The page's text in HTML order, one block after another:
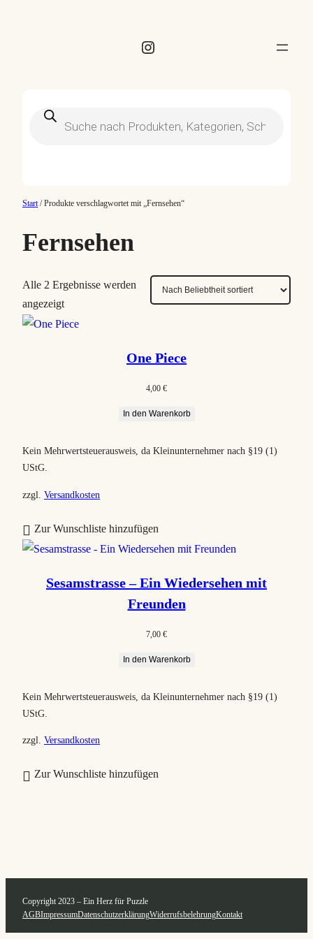
Instagram
Products
search
Start/ Produkte verschlagwortet mit „Fernsehen“
Fernsehen
Alle 2 Ergebnisse werden
angezeigtN
a
e
t
e
i
s
r
One Piece
4,00 €
In den Warenkorb
Kein Mehrwertsteuerausweis, da Kleinunternehmer nach §19 (1)
UStG.
zzgl. Versandkosten
Zur Wunschliste hinzufügen
Sesamstrasse – Ein Wiedersehen mit
Freunden
7,00 €
In den Warenkorb
Kein Mehrwertsteuerausweis, da Kleinunternehmer nach §19 (1)
UStG.
zzgl. Versandkosten
Zur Wunschliste hinzufügen
Copyright 2023 – Ein Herz für Puzzle
AGBImpressumDatenschutzerklärungWiderrufsbelehrungKontakt